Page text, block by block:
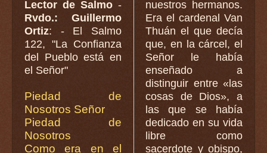
Lector de Salmo -
Rvdo.: Guillermo
Ortiz: - El Salmo
122, "La Confianza
del Pueblo está en
el Señor"
Piedad de
Nosotros Señor
Piedad de
Nosotros
Como era en el
nuestros hermanos.
Era el cardenal Van
Thuán el que decía
que, en la cárcel, el
Señor le había
enseñado a
distinguir entre «las
cosas de Dios», a
las que se había
dedicado en su vida
libre como
sacerdote y obispo,